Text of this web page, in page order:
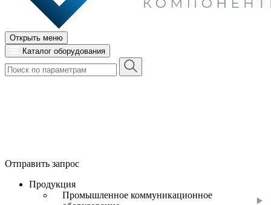
Открыть меню
Каталог оборудования
Отправить запрос
Продукция
Промышленное коммуникационное